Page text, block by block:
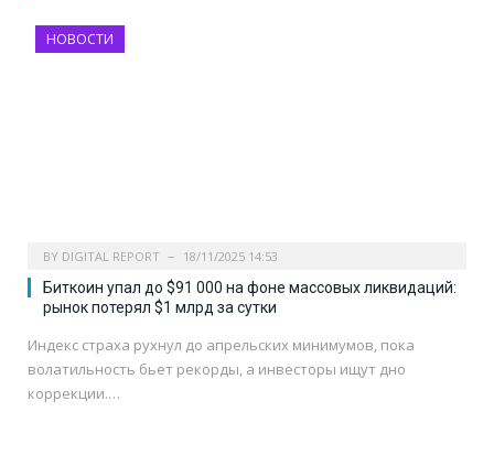
НОВОСТИ
BY DIGITAL REPORT 18/11/2025 14:53
Биткоин упал до $91 000 на фоне массовых ликвидаций:
рынок потерял $1 млрд за сутки
Индекс страха рухнул до апрельских минимумов, пока
волатильность бьет рекорды, а инвесторы ищут дно
коррекции.…